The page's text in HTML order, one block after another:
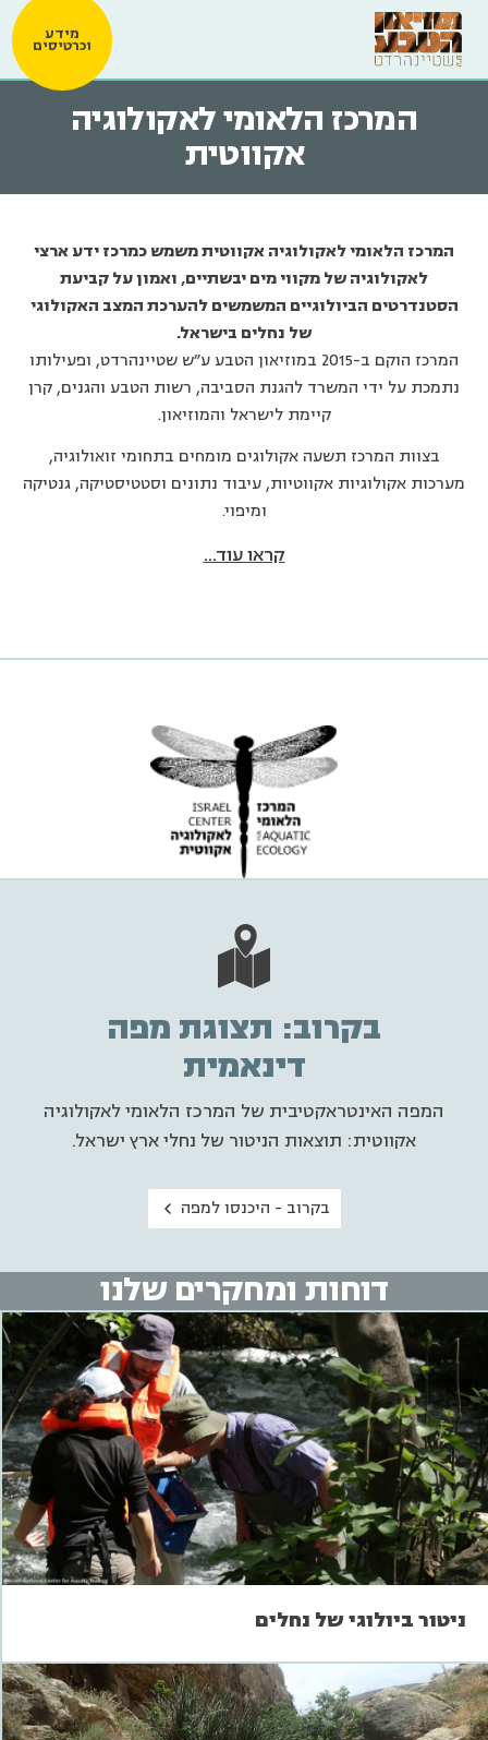
מידע
וכרטיסים
המרכז הלאומי לאקולוגיה
אקווטית
המרכז הלאומי לאקולוגיה אקווטית משמש כמרכז ידע ארצי
לאקולוגיה של מקווי מים יבשתיים, ואמון על קביעת
הסטנדרטים הביולוגיים המשמשים להערכת המצב האקולוגי
של נחלים בישראל.
המרכז הוקם ב-2015 במוזיאון הטבע ע"ש שטיינהרדט, ופעילותו
נתמכת על ידי המשרד להגנת הסביבה, רשות הטבע והגנים, קרן
קיימת לישראל והמוזיאון.
בצוות המרכז תשעה אקולוגים מומחים בתחומי זואולוגיה,
מערכות אקולוגיות אקווטיות, עיבוד נתונים וסטטיסטיקה, גנטיקה
ומיפוי.
קראו עוד...
בקרוב: תצוגת מפה
דינאמית
המפה האינטראקטיבית של המרכז הלאומי לאקולוגיה
אקווטית: תוצאות הניטור של נחלי ארץ ישראל.
בקרוב - היכנסו למפה
דוחות ומחקרים שלנו
ניטור ביולוגי של נחלים